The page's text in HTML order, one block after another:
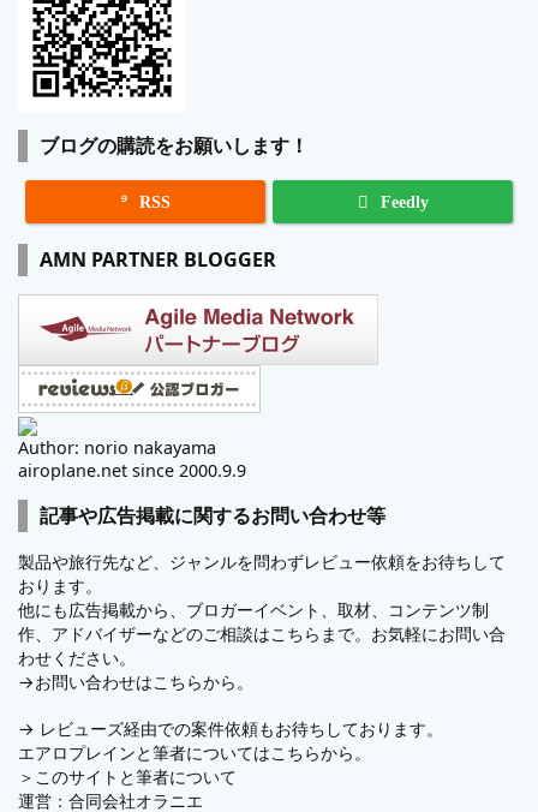
ブログの購読をお願いします！
 RSS Feedly
AMN PARTNER BLOGGER
Author: norio nakayama
airoplane.net since 2000.9.9
記事や広告掲載に関するお問い合わせ等
製品や旅行先など、ジャンルを問わずレビュー依頼をお待ちして
おります。
他にも広告掲載から、ブロガーイベント、取材、コンテンツ制
作、アドバイザーなどのご相談はこちらまで。お気軽にお問い合
わせください。
→お問い合わせはこちらから。
→ レビューズ経由での案件依頼もお待ちしております。
エアロプレインと筆者についてはこちらから。
＞ このサイトと筆者について
運営： 合同会社オラニエ